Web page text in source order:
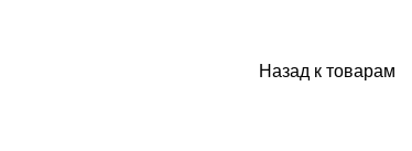
Назад к товарам